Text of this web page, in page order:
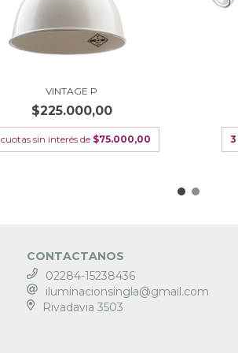
VINTAGE P
$225.000,00
cuotas sin interés de $75.000,00 3
CONTACTANOS
02284-15238436
iluminacionsingla@gmail.com
Rivadavia 3503